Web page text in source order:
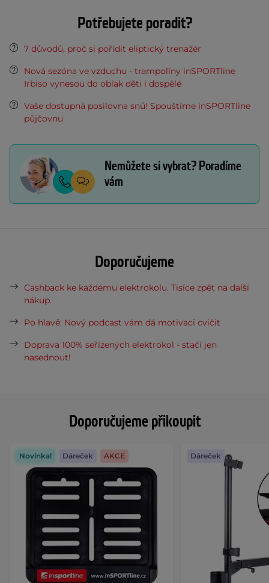
Doporučujeme přikoupit
Novinka! Dáreček AKCE Dáreček
Potřebujete poradit?
7 důvodů, proč si pořídit eliptický trenažér
Nová sezóna ve vzduchu - trampolíny inSPORTline
Irbiso vynesou do oblak děti i dospělé
Vaše dostupná posilovna snů! Spouštíme inSPORTline
půjčovnu
Nemůžete si vybrat? Poradíme
vám
Doporučujeme
Cashback ke každému elektrokolu. Tisíce zpět na další
nákup.
Po hlavě: Nový podcast vám dá motivaci cvičit
Doprava 100% seřízených elektrokol - stačí jen
nasednout!